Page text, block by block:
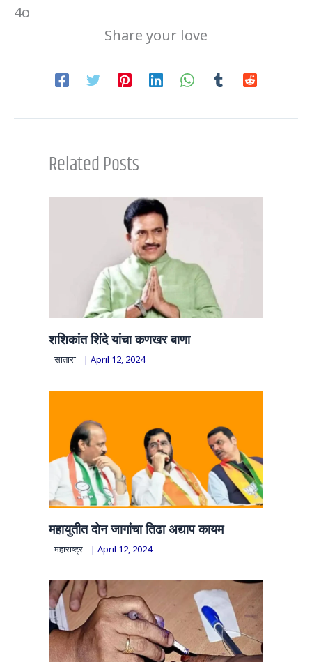
4o
Share your love
Related Posts
शशिकांत शिंदे यांचा कणखर बाणा
सातारा | April 12, 2024
महायुतीत दोन जागांचा तिढा अद्याप कायम
महाराष्ट्र | April 12, 2024